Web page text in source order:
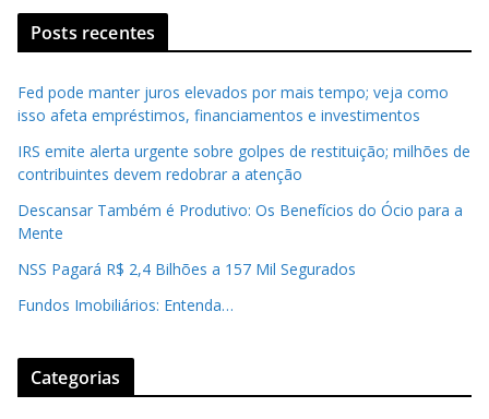
Posts recentes
Fed pode manter juros elevados por mais tempo; veja como
isso afeta empréstimos, financiamentos e investimentos
IRS emite alerta urgente sobre golpes de restituição; milhões de
contribuintes devem redobrar a atenção
Descansar Também é Produtivo: Os Benefícios do Ócio para a
Mente
NSS Pagará R$ 2,4 Bilhões a 157 Mil Segurados
Fundos Imobiliários: Entenda…
Categorias